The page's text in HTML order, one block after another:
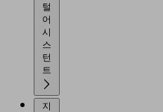
털
어
시
스
턴
지